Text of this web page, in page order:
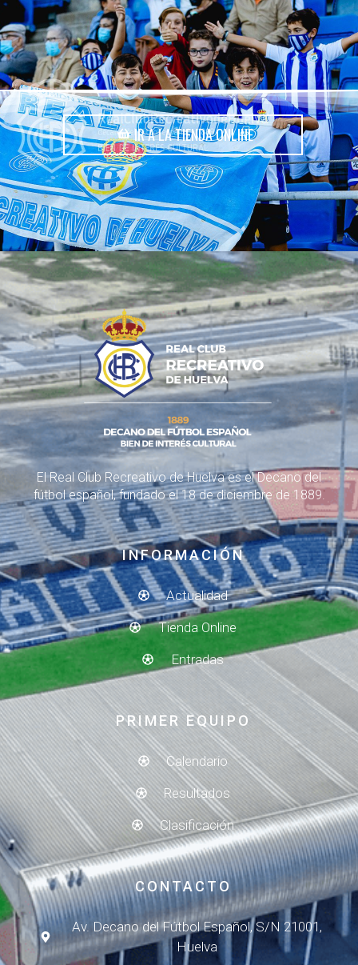
IR A LA TIENDA ONLINE
El Real Club Recreativo de Huelva es el Decano del
fútbol español, fundado el 18 de diciembre de 1889.
INFORMACIÓN
Actualidad
Tienda Online
Entradas
PRIMER EQUIPO
Calendario
Resultados
Clasificación
CONTACTO
Av. Decano del Fútbol Español, S/N 21001,
Huelva